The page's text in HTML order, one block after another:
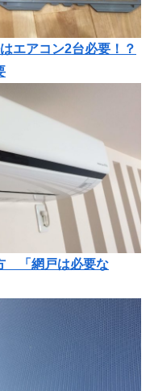
エアコン2台必要！？
「網戸は必要な